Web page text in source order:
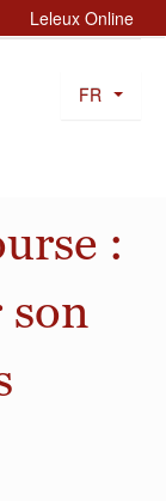
Leleux Online
FR
: